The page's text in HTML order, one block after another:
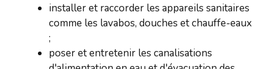
installer et raccorder les appareils sanitaires
comme les lavabos, douches et chauffe-eaux
;
poser et entretenir les canalisations